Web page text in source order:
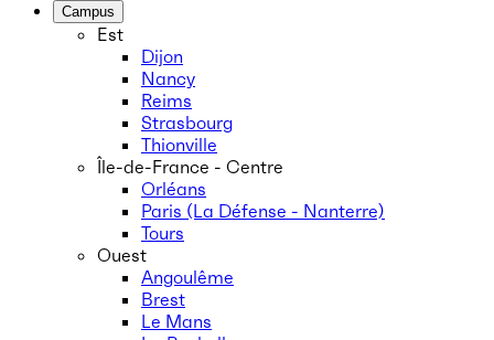
Campus
Est
Dijon
Nancy
Reims
Strasbourg
Thionville
Île-de-France - Centre
Orléans
Paris (La Défense - Nanterre)
Tours
Ouest
Angoulême
Brest
Le Mans